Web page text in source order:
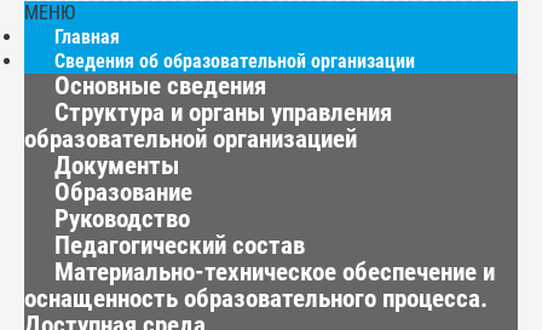
МЕНЮ
Главная
Сведения об образовательной организации
Основные сведения
Структура и органы управления
образовательной организацией
Документы
Образование
Руководство
Педагогический состав
Материально-техническое обеспечение и
оснащенность образовательного процесса.